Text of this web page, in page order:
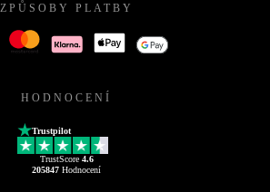
ZPŮSOBY PLATBY
HODNOCENÍ
Trustpilot
TrustScore 4.6
205847 Hodnocení